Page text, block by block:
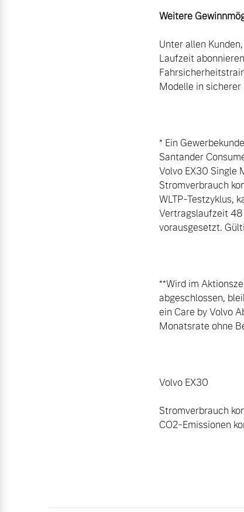
Weitere
Unter allen
Laufzeit
Modelle in
* Ein
Santander
Volvo EX30 Single
Stromverbrauch
WLTP-Testzyklus,
Vertragslaufzeit
vorausgesetzt.
**Wird im
abgeschlossen,
ein Care by Volvo
Monatsrate ohne
Volvo EX30
Stromverbrauch
CO2-Emissionen